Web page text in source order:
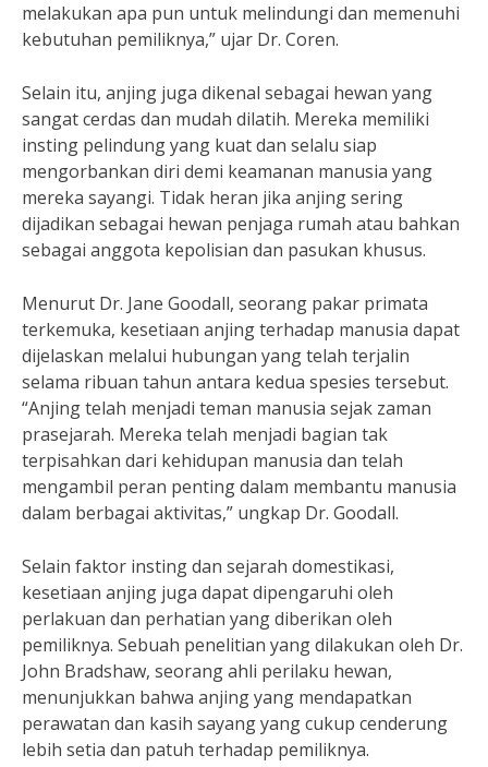
melakukan apa pun untuk melindungi dan memenuhi
kebutuhan pemiliknya,” ujar Dr. Coren.
Selain itu, anjing juga dikenal sebagai hewan yang
sangat cerdas dan mudah dilatih. Mereka memiliki
insting pelindung yang kuat dan selalu siap
mengorbankan diri demi keamanan manusia yang
mereka sayangi. Tidak heran jika anjing sering
dijadikan sebagai hewan penjaga rumah atau bahkan
sebagai anggota kepolisian dan pasukan khusus.
Menurut Dr. Jane Goodall, seorang pakar primata
terkemuka, kesetiaan anjing terhadap manusia dapat
dijelaskan melalui hubungan yang telah terjalin
selama ribuan tahun antara kedua spesies tersebut.
“Anjing telah menjadi teman manusia sejak zaman
prasejarah. Mereka telah menjadi bagian tak
terpisahkan dari kehidupan manusia dan telah
mengambil peran penting dalam membantu manusia
dalam berbagai aktivitas,” ungkap Dr. Goodall.
Selain faktor insting dan sejarah domestikasi,
kesetiaan anjing juga dapat dipengaruhi oleh
perlakuan dan perhatian yang diberikan oleh
pemiliknya. Sebuah penelitian yang dilakukan oleh Dr.
John Bradshaw, seorang ahli perilaku hewan,
menunjukkan bahwa anjing yang mendapatkan
perawatan dan kasih sayang yang cukup cenderung
lebih setia dan patuh terhadap pemiliknya.